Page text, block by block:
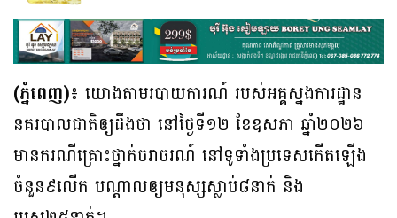
(ភ្នំពេញ)៖ យោងតាមរបាយការណ៍ របស់អគ្គស្នងការដ្ឋាន
នគរបាលជាតិឲ្យដឹងថា នៅថ្ងៃទី១២ ខែឧសភា ឆ្នាំ២០២៦
មានករណីគ្រោះថ្នាក់ចរាចរណ៍ នៅទូទាំងប្រទេសកើតឡើង
ចំនួន៩លើក បណ្ដាលឲ្យមនុស្សស្លាប់៨នាក់ និង